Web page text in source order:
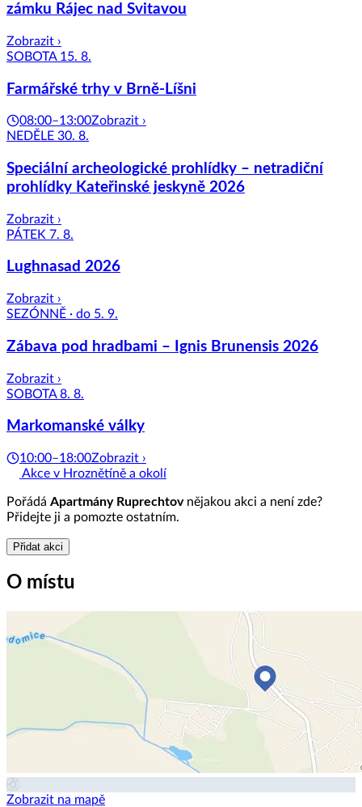
zámku Rájec nad Svitavou
Zobrazit ›
SOBOTA 15. 8.
Farmářské trhy v Brně-Líšni
08:00–13:00Zobrazit ›
NEDĚLE 30. 8.
Speciální archeologické prohlídky – netradiční
prohlídky Kateřinské jeskyně 2026
Zobrazit ›
PÁTEK 7. 8.
Lughnasad 2026
Zobrazit ›
SEZÓNNĚ · do 5. 9.
Zábava pod hradbami – Ignis Brunensis 2026
Zobrazit ›
SOBOTA 8. 8.
Markomanské války
10:00–18:00Zobrazit ›
Akce v Hroznětíně a okolí
Pořádá Apartmány Ruprechtovnějakou akci a není zde?
Přidejte ji a pomozte ostatním.
Přidat akci
O místu
Zobrazit na mapě